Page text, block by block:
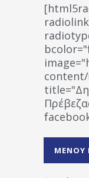
ΜΕΝΟΥ